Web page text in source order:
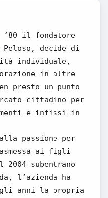
il fondatore
decide di
individuale,
in altre
presto un punto
cittadino per
e infissi in
passione per
ai figli
2004 subentrano
l’azienda ha
anni la propria